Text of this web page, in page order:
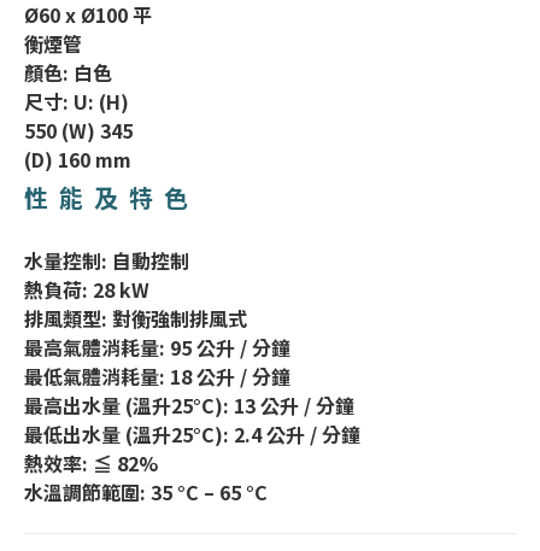
Ø60 x Ø100 平
衡煙管
顏色: 白色
尺寸: U: (H)
550 (W) 345
(D) 160 mm
性能及特色
水量控制: 自動控制
熱負荷: 28 kW
排風類型: 對衡強制排風式
最高氣體消耗量: 95 公升 / 分鐘
最低氣體消耗量: 18 公升 / 分鐘
最高出水量 (溫升25°C): 13 公升 / 分鐘
最低出水量 (溫升25°C): 2.4 公升 / 分鐘
熱效率: ≦ 82%
水溫調節範圍: 35 °C – 65 °C